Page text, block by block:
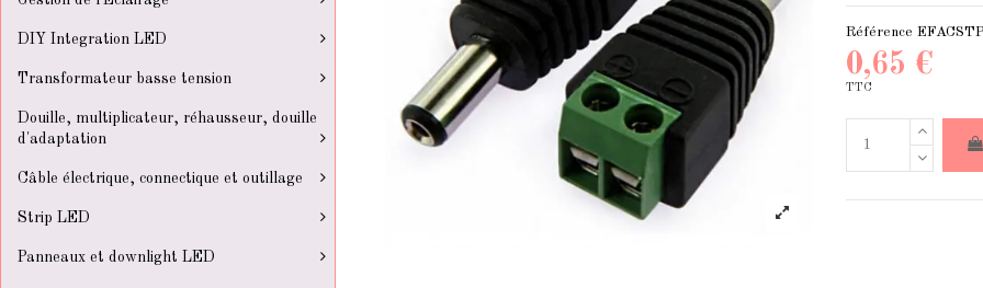
Référence
0,65 €
TTC
DIY Integration LED
Transformateur basse tension
Douille, multiplicateur, réhausseur, douille
d'adaptation
Câble électrique, connectique et outillage
Strip LED
Panneaux et downlight LED